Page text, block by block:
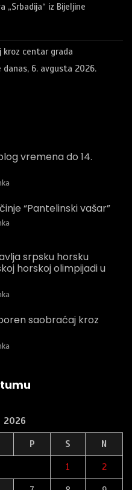
„Srbadija“ iz Bijeljine
kroz centar grada
danas, 6. avgusta 2026.
vremena do 14.
“Pantelinski vašar”
srpsku horsku
horskoj olimpijadi u
saobraćaj kroz
2026
P S N
1 2